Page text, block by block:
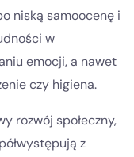
niską samoocenę i
w
emocji, a nawet
czy higiena.
rozwój społeczny,
z